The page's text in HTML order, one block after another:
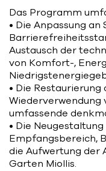
Das Programm
• Die Anpassung
Austausch der
von Komfort-,
• Die
Wiederverwendung
umfassende
• Die
Empfangsbereich,
die Aufwertung der
Garten Miollis.